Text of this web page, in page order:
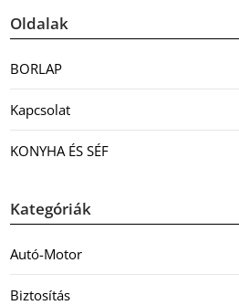
Oldalak
BORLAP
Kapcsolat
KONYHA ÉS SÉF
Kategóriák
Autó-Motor
Biztosítás